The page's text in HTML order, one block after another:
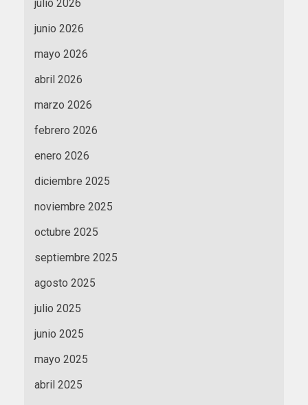
julio 2026
junio 2026
mayo 2026
abril 2026
marzo 2026
febrero 2026
enero 2026
diciembre 2025
noviembre 2025
octubre 2025
septiembre 2025
agosto 2025
julio 2025
junio 2025
mayo 2025
abril 2025